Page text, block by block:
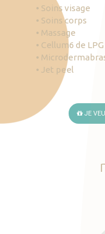
• Soins visage
• Soins corps
• Massage
• Cellum6 de LPG
•
• Jet peel
JE